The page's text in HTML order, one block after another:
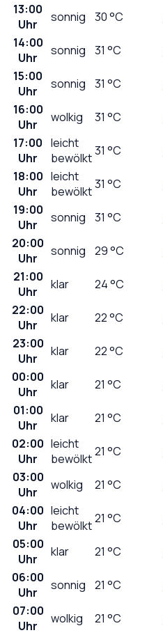
13:00
Uhr
sonnig 30°C
14:00
Uhr
sonnig 31 °C
15:00
Uhr
sonnig 31 °C
16:00
Uhr
wolkig 31 °C
17:00
Uhr
leicht
bewölkt31 °C
18:00
Uhr
leicht
bewölkt31 °C
19:00
Uhr
sonnig 31 °C
20:00
Uhr
sonnig 29°C
21:00
Uhr
klar 24°C
22:00
Uhr
klar 22°C
23:00
Uhr
klar 22°C
00:00
Uhr
klar 21 °C
01:00
Uhr
klar 21 °C
02:00
Uhr
leicht
bewölkt21 °C
03:00
Uhr
wolkig 21 °C
04:00
Uhr
leicht
bewölkt21 °C
05:00
Uhr
klar 21 °C
06:00
Uhr
sonnig 21 °C
07:00
Uhr
wolkig 21 °C